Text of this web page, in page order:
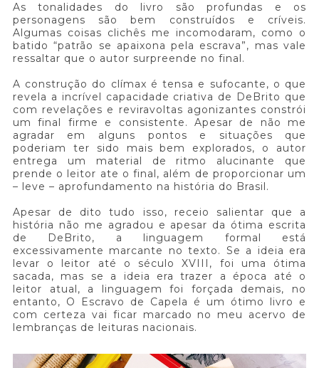
As tonalidades do livro são profundas e os
personagens são bem construídos e críveis.
Algumas coisas clichês me incomodaram, como o
batido “patrão se apaixona pela escrava”, mas vale
ressaltar que o autor surpreende no final.
A construção do clímax é tensa e sufocante, o que
revela a incrível capacidade criativa de DeBrito que
com revelações e reviravoltas agonizantes constrói
um final firme e consistente. Apesar de não me
agradar em alguns pontos e situações que
poderiam ter sido mais bem explorados, o autor
entrega um material de ritmo alucinante que
prende o leitor ate o final, além de proporcionar um
– leve – aprofundamento na história do Brasil.
Apesar de dito tudo isso, receio salientar que a
história não me agradou e apesar da ótima escrita
de DeBrito, a linguagem formal está
excessivamente marcante no texto. Se a ideia era
levar o leitor até o século XVIII, foi uma ótima
sacada, mas se a ideia era trazer a época até o
leitor atual, a linguagem foi forçada demais, no
entanto, O Escravo de Capela é um ótimo livro e
com certeza vai ficar marcado no meu acervo de
lembranças de leituras nacionais.